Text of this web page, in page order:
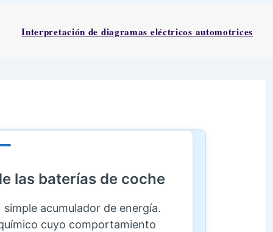
Interpretación de diagramas eléctricos automotrices
las baterías de coche
acumulador de energía.
cuyo comportamiento